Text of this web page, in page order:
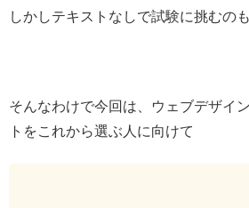
しかしテキストなしで試験に挑むの
そんなわけで今回は、ウェブデザイ
トをこれから選ぶ人に向けて